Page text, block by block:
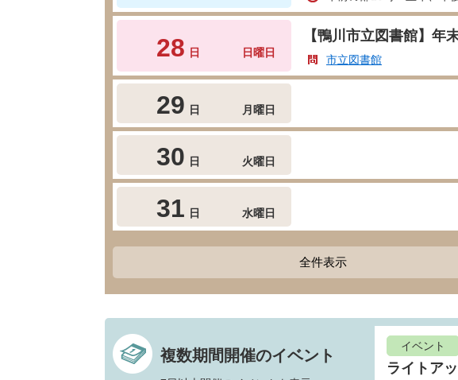
28 日 日曜日
【鴨川市立図書館】年
市立図書館
29 日 月曜日
30 日 火曜日
31 日 水曜日
全件表示
複数期間開催のイベント
イベント
ライトア